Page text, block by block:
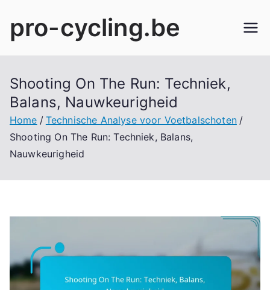
content
pro-cycling.be
Shooting On The Run: Techniek,
Balans, Nauwkeurigheid
Home
Technische Analyse voor Voetbalschoten
Shooting On The Run: Techniek, Balans,
Nauwkeurigheid